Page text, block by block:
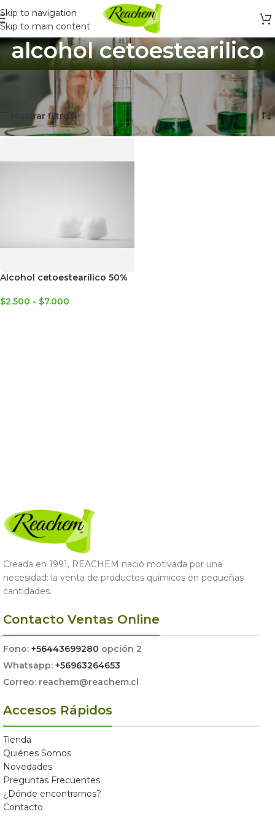
Skip to navigation
Skip to main content
alcohol cetoestearilico
Inicio
Productos etiquetados “alcohol cetoestearilico”
Mostrando el único resultado
Mostrar filtros
Alcohol cetoestearílico 50%
$2.500 - $7.000
Creada en 1991, REACHEM nació motivada por una
necesidad: la venta de productos químicos en pequeñas
cantidades.
Contacto Ventas Online
Fono: +56443699280 opción 2
Whatsapp: +56963264653
Correo: reachem@reachem.cl
Accesos Rápidos
Tienda
Quiénes Somos
Novedades
Preguntas Frecuentes
¿Dónde encontrarnos?
Contacto